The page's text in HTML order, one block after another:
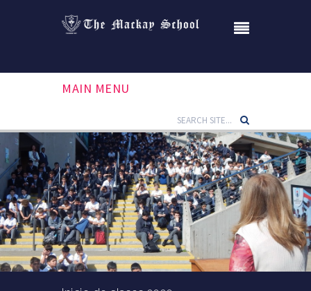
MAIN MENU